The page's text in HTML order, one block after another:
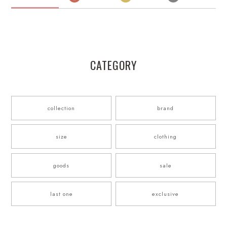
CATEGORY
collection brand
size clothing
goods sale
last one exclusive